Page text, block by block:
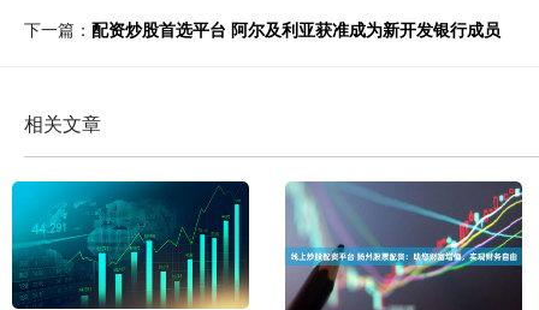
下一篇： 配资炒股首选平台 阿尔及利亚获准成为新开发银行成员
相关文章